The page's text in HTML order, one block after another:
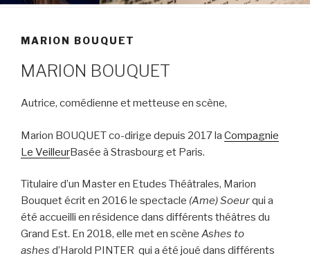
MARION BOUQUET
MARION BOUQUET
Autrice, comédienne et metteuse en scène,
Marion BOUQUET co-dirige depuis 2017 la Compagnie
Le VeilleurBasée à Strasbourg et Paris.
Titulaire d’un Master en Etudes Théâtrales, Marion
Bouquet écrit en 2016 le spectacle (Ame) Soeurqui a
été accueilli en résidence dans différents théâtres du
Grand Est. En 2018, elle met en scène Ashes to
ashes d’Harold PINTER qui a été joué dans différents